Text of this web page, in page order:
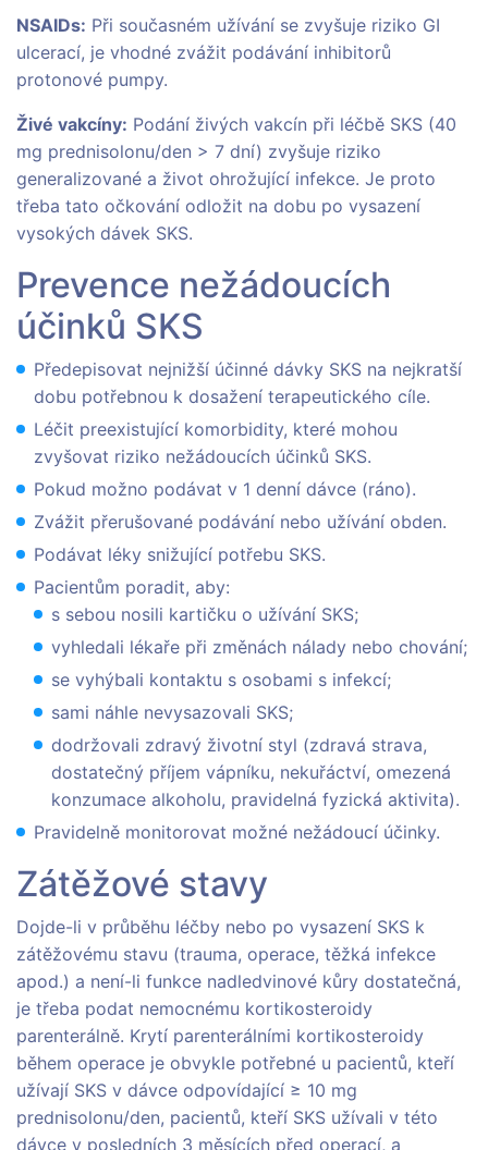
NSAIDs: Při současném užívání se zvyšuje riziko GI
ulcerací, je vhodné zvážit podávání inhibitorů
protonové pumpy.
Živé vakcíny: Podání živých vakcín při léčbě SKS (40
mg prednisolonu/den > 7 dní) zvyšuje riziko
generalizované a život ohrožující infekce. Je proto
třeba tato očkování odložit na dobu po vysazení
vysokých dávek SKS.
Prevence nežádoucích
účinků SKS
Předepisovat nejnižší účinné dávky SKS na nejkratší
dobu potřebnou k dosažení terapeutického cíle.
Léčit preexistující komorbidity, které mohou
zvyšovat riziko nežádoucích účinků SKS.
Pokud možno podávat v 1 denní dávce (ráno).
Zvážit přerušované podávání nebo užívání obden.
Podávat léky snižující potřebu SKS.
Pacientům poradit, aby:
s sebou nosili kartičku o užívání SKS;
vyhledali lékaře při změnách nálady nebo chování;
se vyhýbali kontaktu s osobami s infekcí;
sami náhle nevysazovali SKS;
dodržovali zdravý životní styl (zdravá strava,
dostatečný příjem vápníku, nekuřáctví, omezená
konzumace alkoholu, pravidelná fyzická aktivita).
Pravidelně monitorovat možné nežádoucí účinky.
Zátěžové stavy
Dojde-li v průběhu léčby nebo po vysazení SKS k
zátěžovému stavu (trauma, operace, těžká infekce
apod.) a není-li funkce nadledvinové kůry dostatečná,
je třeba podat nemocnému kortikosteroidy
parenterálně. Krytí parenterálními kortikosteroidy
během operace je obvykle potřebné u pacientů, kteří
užívají SKS v dávce odpovídající ≥ 10 mg
prednisolonu/den, pacientů, kteří SKS užívali v této
dávce v posledních 3 měsících před operací, a